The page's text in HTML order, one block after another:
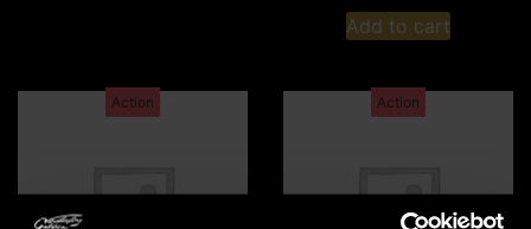
Add to cart
Action Action